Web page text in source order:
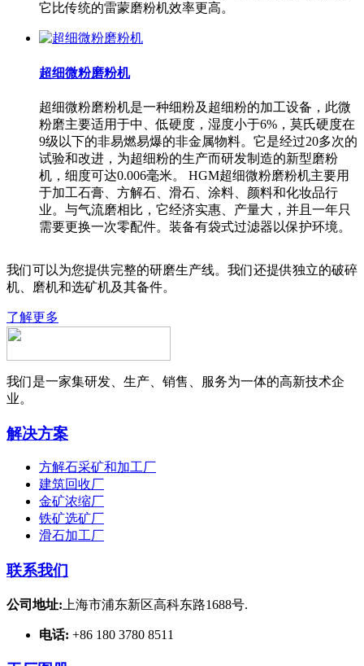
它比传统的雷蒙磨粉机效率更高。
超细微粉磨粉机
超细微粉磨粉机是一种细粉及超细粉的加工设备，此微
粉磨主要适用于中、低硬度，湿度小于6%，莫氏硬度在
9级以下的非易燃易爆的非金属物料。它是经过20多次的
试验和改进，为超细粉的生产而研发制造的新型磨粉
机，细度可达0.006毫米。 HGM超细微粉磨粉机主要用
于加工石膏、方解石、滑石、涂料、颜料和化妆品行
业。与气流磨相比，它经济实惠、产量大，并且一年只
需要更换一次零配件。装备有袋式过滤器以保护环境。
我们可以为您提供完整的研磨生产线。我们还提供独立的破碎
机、磨机和选矿机及其备件。
了解更多
我们是一家集研发、生产、销售、服务为一体的高新技术企
业。
解决方案
方解石采矿和加工厂
建筑回收厂
金矿浓缩厂
铁矿选矿厂
滑石加工厂
联系我们
公司地址: 上海市浦东新区高科东路1688号.
电话: +86 180 3780 8511